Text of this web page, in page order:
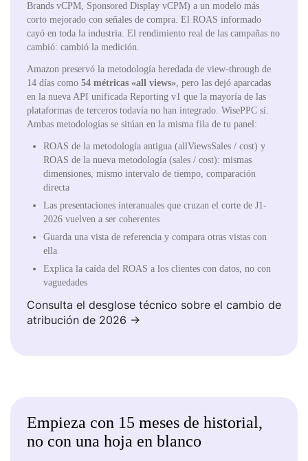
Brands vCPM, Sponsored Display vCPM) a un modelo más
corto mejorado con señales de compra. El ROAS informado
cayó en toda la industria. El rendimiento real de las campañas no
cambió: cambió la medición.
Amazon preservó la metodología heredada de view-through de
14 días como 54 métricas «all views», pero las dejó aparcadas
en la nueva API unificada Reporting v1 que la mayoría de las
plataformas de terceros todavía no han integrado. WisePPC sí.
Ambas metodologías se sitúan en la misma fila de tu panel:
ROAS de la metodología antigua (allViewsSales / cost) y
ROAS de la nueva metodología (sales / cost): mismas
dimensiones, mismo intervalo de tiempo, comparación
directa
Las presentaciones interanuales que cruzan el corte de J1-
2026 vuelven a ser coherentes
Guarda una vista de referencia y compara otras vistas con
ella
Explica la caída del ROAS a los clientes con datos, no con
vaguedades
Consulta el desglose técnico sobre el cambio de
atribución de 2026 →
Empieza con 15 meses de historial,
no con una hoja en blanco